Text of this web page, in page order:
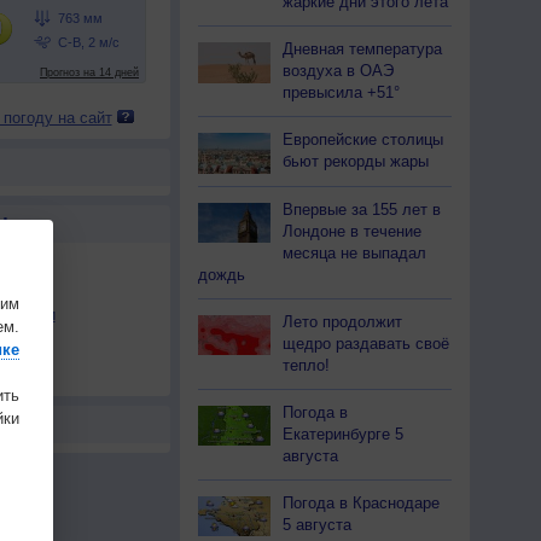
на сайт
Дневная температура
воздуха в ОАЭ
превысила +51°
Европейские столицы
бьют рекорды жары
Впервые за 155 лет в
Лондоне в течение
месяца не выпадал
дождь
Лето продолжит
щедро раздавать своё
тепло!
Погода в
Екатеринбурге 5
августа
Погода в Краснодаре
5 августа